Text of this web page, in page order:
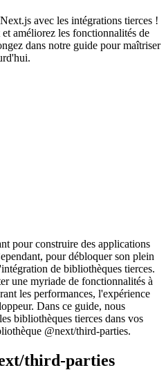
avec les intégrations tierces !
améliorez les fonctionnalités de
dans notre guide pour maîtriser
pour construire des applications
pour débloquer son plein
de bibliothèques tierces.
une myriade de fonctionnalités à
les performances, l'expérience
Dans ce guide, nous
bibliothèques tierces dans vos
@next/third-parties.
third-parties